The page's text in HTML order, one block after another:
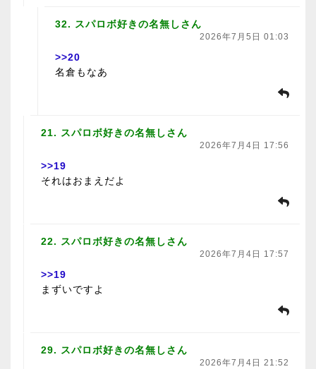
32. スパロボ好きの名無しさん
2026年7月5日 01:03
>>20
名倉もなあ
21. スパロボ好きの名無しさん
2026年7月4日 17:56
>>19
それはおまえだよ
22. スパロボ好きの名無しさん
2026年7月4日 17:57
>>19
まずいですよ
29. スパロボ好きの名無しさん
2026年7月4日 21:52